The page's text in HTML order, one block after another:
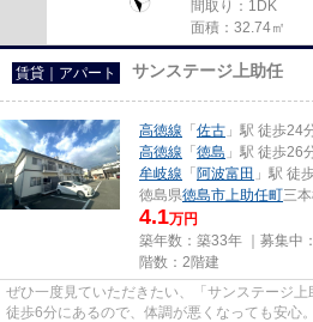
間取り：1DK
面積：32.74㎡
賃貸｜アパート サンステージ上助任
高徳線 「 佐古 」駅 徒歩24
高徳線 「 徳島 」駅 徒歩26
牟岐線 「 阿波富田 」駅 徒
徳島県徳島市上助任町三
4.1万円
築年数：築33年 ｜募集中：
階数：2階建
ぜひ一度見ていただきたい、「サンステージ
徒歩6分にあるので、体調が悪くなっても安心